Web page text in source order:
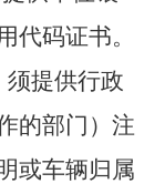
代码证书。
提供行政
的部门）注
或车辆归属